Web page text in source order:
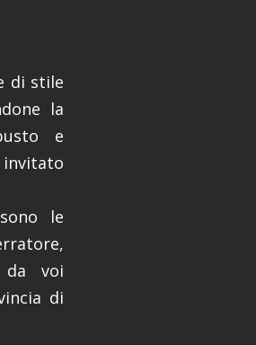
di stile
la
e
invitato
le
da voi
di